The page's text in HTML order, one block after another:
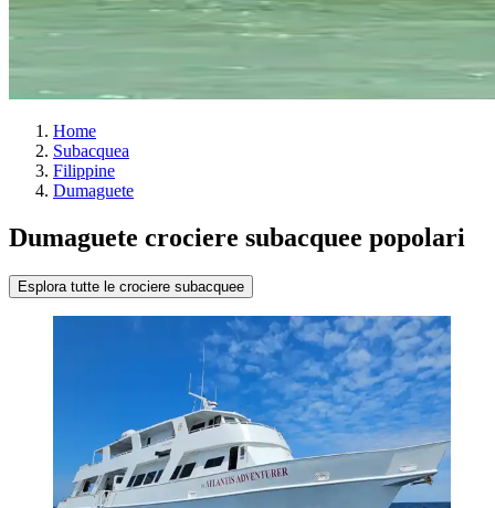
Home
Subacquea
Filippine
Dumaguete
Dumaguete crociere subacquee popolari
Esplora tutte le crociere subacquee